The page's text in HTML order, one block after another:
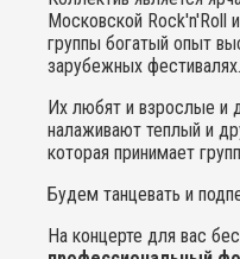
Московской Rock'n'Roll
группы богатый опыт
зарубежных фестивалях.
Их любят и взрослые и
налаживают теплый и
которая принимает
Будем танцевать и
На концерте для вас